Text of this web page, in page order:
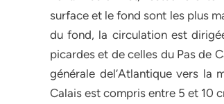
surface et le fond sont les plus
du fond, la circulation est
picardes et de celles du Pas de
générale del’Atlantique vers la
Calais est compris entre 5 et 10